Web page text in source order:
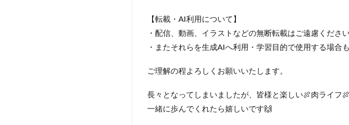
【転載・AI利用について】
・配信、動画、イラストなどの無断転載はご遠慮ください
・またそれらを生成AIへ利用・学習目的で使用する場合
ご理解の程よろしくお願いいたします。
長々となってしまいましたが、皆様と楽しい🍖肉ライフ
一緒に歩んでくれたら嬉しいです🙌